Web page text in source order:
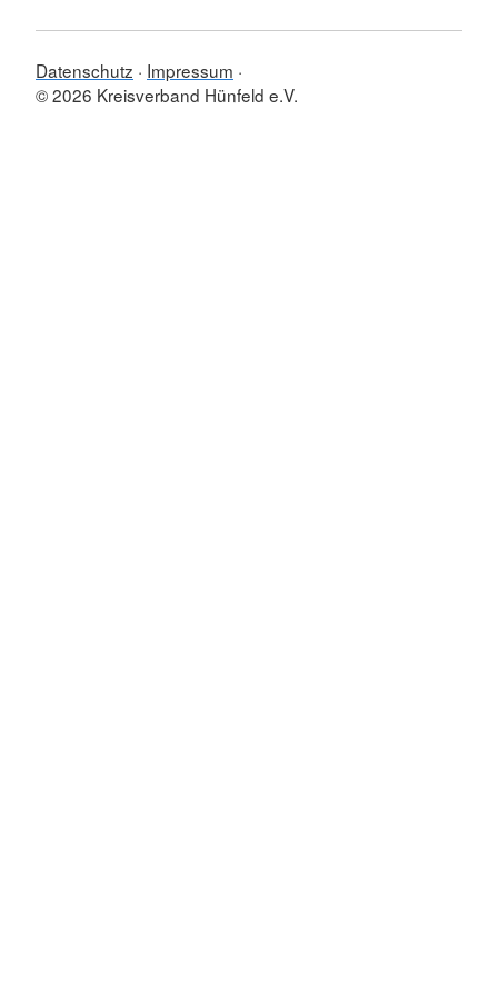
Datenschutz
Impressum
© 2026 Kreisverband Hünfeld e.V.